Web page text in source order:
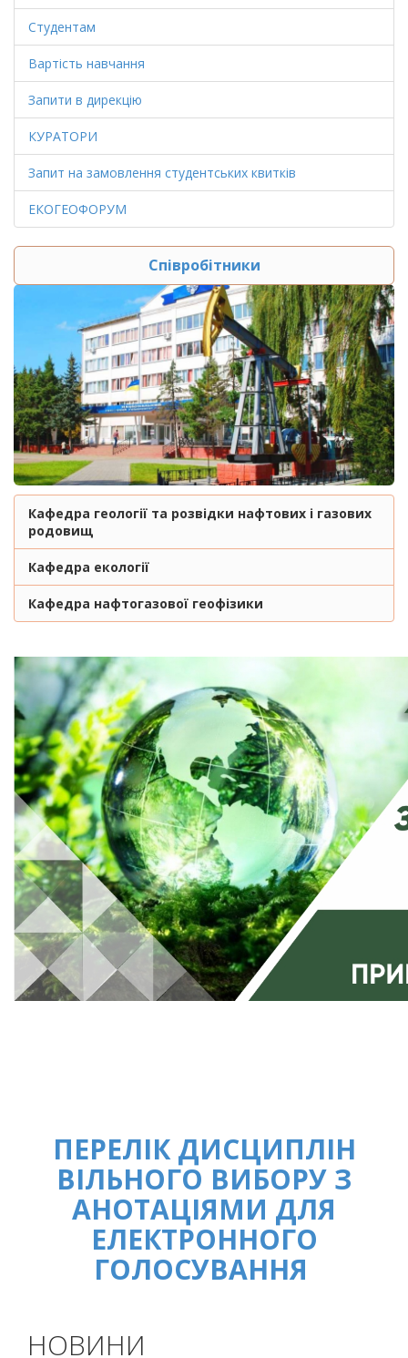
Студентам
Вартість навчання
Запити в дирекцію
КУРАТОРИ
Запит на замовлення студентських квитків
ЕКОГЕОФОРУМ
Співробітники
Кафедра геології та розвідки нафтових і газових
родовищ
Кафедра екології
Кафедра нафтогазової геофізики
ПЕРЕЛІК ДИСЦИПЛІН
ВІЛЬНОГО ВИБОРУ З
АНОТАЦІЯМИ ДЛЯ
ЕЛЕКТРОННОГО
ГОЛОСУВАННЯ
НОВИНИ